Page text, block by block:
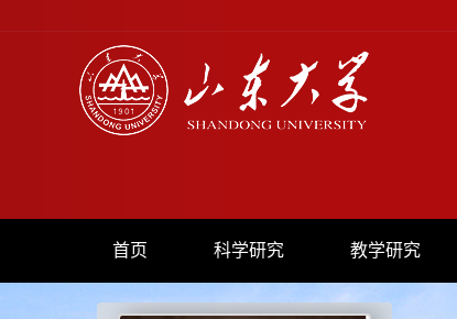
首页 科学研究 教学研究